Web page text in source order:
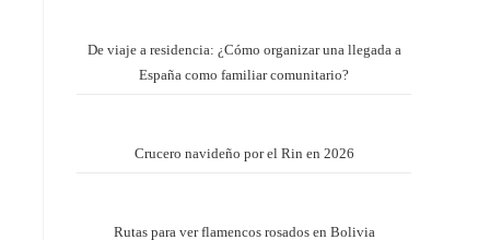
De viaje a residencia: ¿Cómo organizar una llegada a
España como familiar comunitario?
Crucero navideño por el Rin en 2026
Rutas para ver flamencos rosados en Bolivia